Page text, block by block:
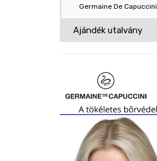
Germaine De Capuccini
Ajándék utalvány